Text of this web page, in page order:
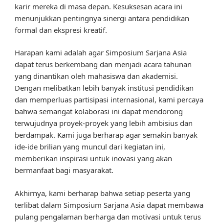
karir mereka di masa depan. Kesuksesan acara ini
menunjukkan pentingnya sinergi antara pendidikan
formal dan ekspresi kreatif.
Harapan kami adalah agar Simposium Sarjana Asia
dapat terus berkembang dan menjadi acara tahunan
yang dinantikan oleh mahasiswa dan akademisi.
Dengan melibatkan lebih banyak institusi pendidikan
dan memperluas partisipasi internasional, kami percaya
bahwa semangat kolaborasi ini dapat mendorong
terwujudnya proyek-proyek yang lebih ambisius dan
berdampak. Kami juga berharap agar semakin banyak
ide-ide brilian yang muncul dari kegiatan ini,
memberikan inspirasi untuk inovasi yang akan
bermanfaat bagi masyarakat.
Akhirnya, kami berharap bahwa setiap peserta yang
terlibat dalam Simposium Sarjana Asia dapat membawa
pulang pengalaman berharga dan motivasi untuk terus